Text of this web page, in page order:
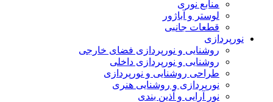
منابع نوری
لوستر و آباژور
قطعات جانبی
نورپردازی
روشنایی و نورپردازی فضای خارجی
روشنایی و نورپردازی داخلی
طراحی روشنایی و نورپردازی
نورپردازی و روشنایی هنری
نور آرایی و آذین بندی